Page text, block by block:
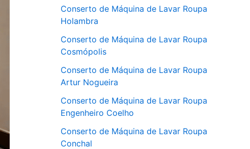
Conserto de Máquina de Lavar Roupa
Holambra
Conserto de Máquina de Lavar Roupa
Cosmópolis
Conserto de Máquina de Lavar Roupa
Artur Nogueira
Conserto de Máquina de Lavar Roupa
Engenheiro Coelho
Conserto de Máquina de Lavar Roupa
Conchal